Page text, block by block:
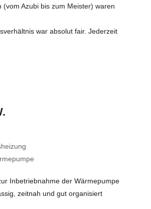
(vom Azubi bis zum Meister) waren
war absolut fair. Jederzeit
Inbetriebnahme der Wärmepumpe
zeitnah und gut organisiert